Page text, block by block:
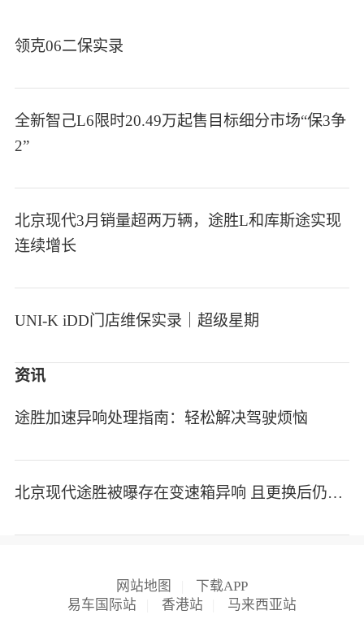
领克06二保实录
全新智己L6限时20.49万起售目标细分市场“保3争
2”
北京现代3月销量超两万辆，途胜L和库斯途实现
连续增长
UNI-K iDD门店维保实录｜超级星期
资讯
途胜加速异响处理指南：轻松解决驾驶烦恼
北京现代途胜被曝存在变速箱异响 且更换后仍未解决
网站地图
下载APP
易车国际站
香港站 马来西亚站